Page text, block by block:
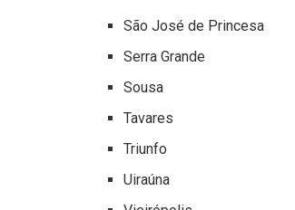
São José de Princesa
Serra Grande
Sousa
Tavares
Triunfo
Uiraúna